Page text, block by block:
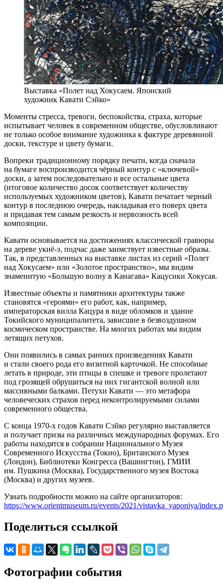
Выставка «Полет над Хокусаем. Японский
художник Кавати Сэйко»
Моменты стресса, тревоги, беспокойства, страха, которые
испытывает человек в современном обществе, обусловливают
не только особое внимание художника к фактуре деревянной
доски, текстуре и цвету бумаги.
Вопреки традиционному порядку печати, когда сначала
на бумаге воспроизводится чёрный контур с «ключевой»
доски, а затем последовательно и все остальные цвета
(итоговое количество досок соответствует количеству
используемых художником цветов), Кавати печатает черный
контур в последнюю очередь, накладывая его поверх цвета
и придавая тем самым резкость и нервозность всей
композиции.
Кавати основывается на достижениях классической гравюры
на дереве укиё-э, подчас даже заимствует известные образы.
Так, в представленных на выставке листах из серий «Полет
над Хокусаем» или «Золотое пространство», мы видим
знаменитую «Большую волну в Канагава» Кацусики Хокусая.
Известные объекты и памятники архитектуры также
становятся «героями» его работ, как, например,
императорская вилла Кацура в виде обломков и здание
Токийского муниципалитета, зависшие в безвоздушном
космическом пространстве. На многих работах мы видим
летящих петухов.
Они появились в самых ранних произведениях Кавати
и стали своего рода его визитной карточкой. Не способные
летать в природе, эти птицы в спешке и тревоге пролетают
под грозящей обрушиться на них гигантской волной или
массивными балками. Петухи Кавати — это метафора
человеческих страхов перед неконтролируемыми силами
современного общества.
С конца 1970-х годов Кавати Сэйко регулярно выставляется
и получает призы на различных международных форумах. Его
работы находятся в собрании Национального Музея
Современного Искусства (Токио), Британского Музея
(Лондон), Библиотеки Конгресса (Вашингтон), ГМИИ
им. Пушкина (Москва), Государственного музея Востока
(Москва) и других музеев.
Узнать подробности можно на сайте организаторов:
https://www.orientmuseum.ru/events/2021/vistavka_yaponiya/
Поделиться ссылкой
Фотографии события